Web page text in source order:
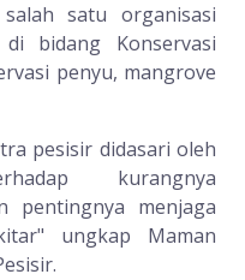
satu organisasi
bidang Konservasi
penyu, mangrove
pesisir didasari oleh
kurangnya
pentingnya menjaga
ungkap Maman